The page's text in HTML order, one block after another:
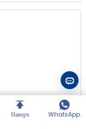
Наверх WhatsApp